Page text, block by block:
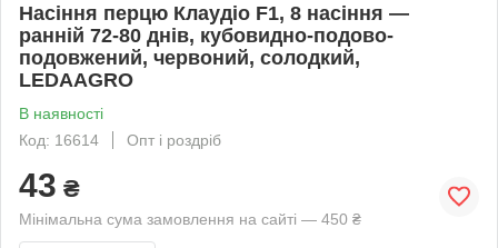
Насіння перцю Клаудіо F1, 8 насіння —
ранній 72-80 днів, кубовидно-подово-
подовжений, червоний, солодкий,
LEDAAGRO
В наявності
Код: 16614
Опт і роздріб
43 ₴
Мінімальна сума замовлення на сайті — 450 ₴